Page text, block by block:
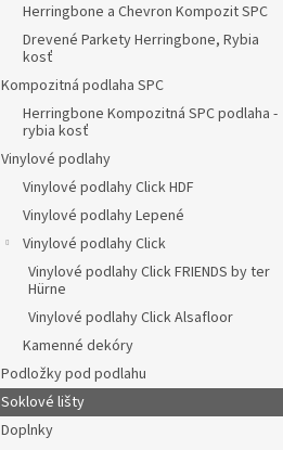
Herringbone a Chevron Kompozit SPC
Drevené Parkety Herringbone, Rybia
kosť
Kompozitná podlaha SPC
Herringbone Kompozitná SPC podlaha -
rybia kosť
Vinylové podlahy
Vinylové podlahy Click HDF
Vinylové podlahy Lepené
Vinylové podlahy Click
Vinylové podlahy Click FRIENDS by ter
Hürne
Vinylové podlahy Click Alsafloor
Kamenné dekóry
Podložky pod podlahu
Soklové lišty
Doplnky